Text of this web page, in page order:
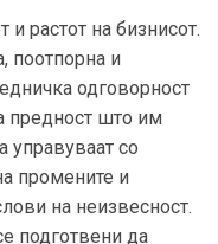
и растот на бизнисот.
поотпорна и
одговорност
предност што им
управуваат со
промените и
на неизвесност.
подготвени да